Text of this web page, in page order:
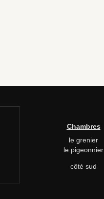
Chambres
le grenier
le pigeonnier
côté sud